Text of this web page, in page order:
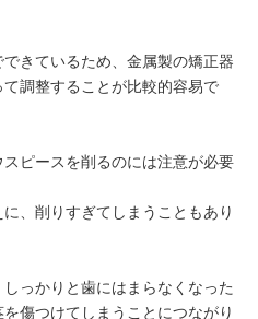
きているため、金属製の矯正器
調整することが比較的容易で
ピースを削るのには注意が必要
、削りすぎてしまうこともあり
っかりと歯にはまらなくなった
傷つけてしまうことにつながり